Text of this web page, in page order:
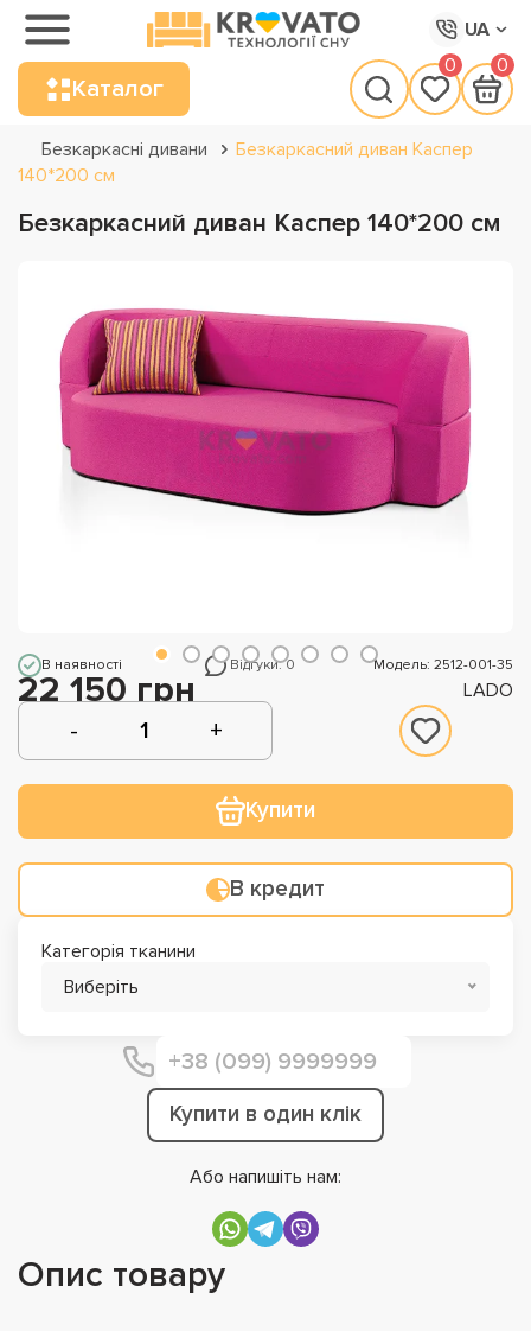
UA
Каталог
0 0
Безкаркасні дивани
Безкаркасний диван Каспер
140*200 см
Безкаркасний диван Каспер 140*200 см
В наявності Відгуки: 0 Модель: 2512-001-35
22 150 грн LADO
Купити
В кредит
Категорія тканини
Виберіть
Купити в один клік
Або напишіть нам:
Опис товару